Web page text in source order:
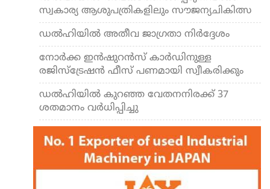
സ്വകാര്യ ആശുപത്രികളിലും സൗജന്യചികിത്സ
ഡല്‍ഹിയില്‍ അതീവ ജാഗ്രതാ നിര്‍ദ്ദേശം
നോർക്ക ഇൻഷുറൻസ് കാർഡിനുള്ള
രജിസ്‌ട്രേഷൻ ഫീസ് പണമായി സ്വീകരിക്കും
ഡല്‍ഹിയില്‍ കുറഞ്ഞ വേതനനിരക്ക് 37
ശതമാനം വര്‍ധിപ്പിച്ചു